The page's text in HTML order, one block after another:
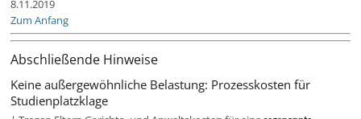
8.11.2019
Zum Anfang
Abschließende Hinweise
Keine außergewöhnliche Belastung: Prozesskosten für
Studienplatzklage